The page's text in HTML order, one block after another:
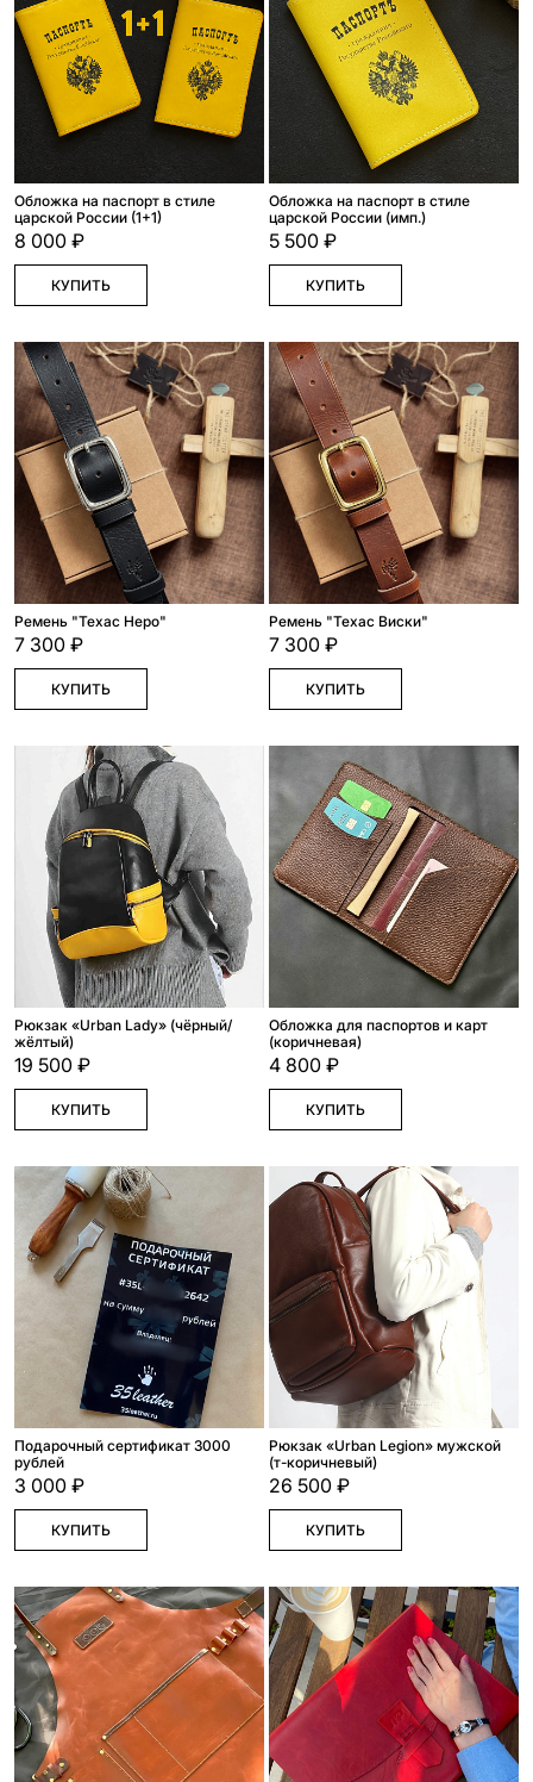
Обложка на паспорт в стиле
царской России (1+1)
8 000 ₽
КУПИТЬ
Обложка на паспорт в стиле
царской России (имп.)
5 500 ₽
КУПИТЬ
Ремень "Техас Неро"
7 300 ₽
КУПИТЬ
Ремень "Техас Виски"
7 300 ₽
КУПИТЬ
Рюкзак «Urban Lady» (чёрный/
жёлтый)
19 500 ₽
КУПИТЬ
Обложка для паспортов и карт
(коричневая)
4 800 ₽
КУПИТЬ
Подарочный сертификат 3000
рублей
3 000 ₽
КУПИТЬ
Рюкзак «Urban Legion» мужской
(т-коричневый)
26 500 ₽
КУПИТЬ